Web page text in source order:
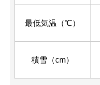
最低気温（℃）
積雪（cm）